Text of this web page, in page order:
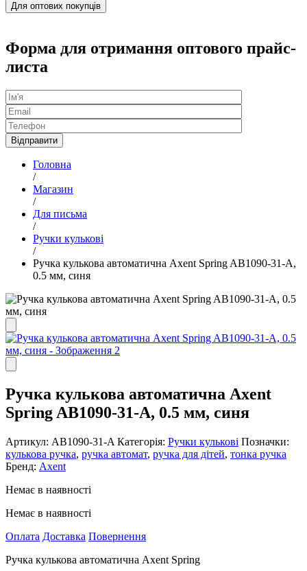
Для оптових покупців
Форма для отримання оптового прайс-
листа
Головна
/
Магазин
/
Для письма
/
Ручки кулькові
/
Ручка кулькова автоматична Axent Spring AB1090-31-A,
0.5 мм, синя
Ручка кулькова автоматична Axent
Spring AB1090-31-A, 0.5 мм, синя
Артикул: AB1090-31-A Категорія: Ручки кулькові Позначки:
кулькова ручка, ручка автомат, ручка для дітей, тонка ручка
Бренд: Axent
Немає в наявності
Немає в наявності
Оплата Доставка Повернення
Ручка кулькова автоматична Axent Spring